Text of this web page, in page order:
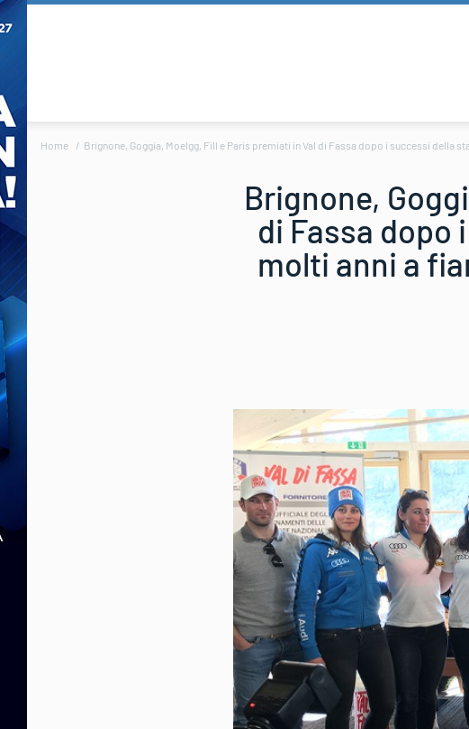
Home Brignone, Goggia, Moelgg, Fill e Paris premiati in Val di Fassa dopo i successi della
Brignone,
di Fassa dopo
molti anni a